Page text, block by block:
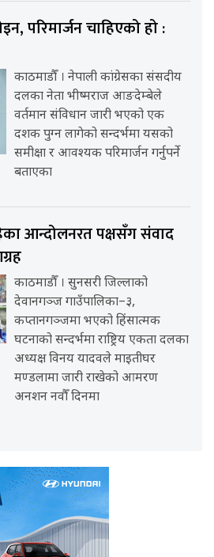
परिमार्जन चाहिएको हो :
काठमाडौँ । नेपाली कांग्रेसका संसदीय
दलका नेता भीष्मराज आङदेम्बेले
वर्तमान संविधान जारी भएको एक
दशक पुग्न लागेको सन्दर्भमा यसको
समीक्षा र आवश्यक परिमार्जन गर्नुपर्ने
बताएका
आन्दोलनरत पक्षसँग संवाद
काठमाडौँ । सुनसरी जिल्लाको
देवानगञ्ज गाउँपालिका–३,
कप्तानगञ्जमा भएको हिंसात्मक
घटनाको सन्दर्भमा राष्ट्रिय एकता दलका
अध्यक्ष विनय यादवले माइतीघर
मण्डलामा जारी राखेको आमरण
अनशन नवौँ दिनमा